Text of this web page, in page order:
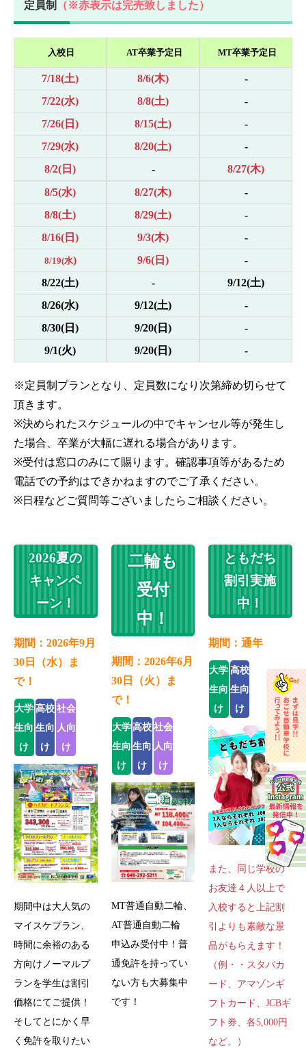
定員制 （※赤表示は完売致しました）
入校日 AT卒業予定日 MT卒業予定日
7/18(土) 8/6(木)
-
7/22(水)
8/8(土)
-
7/26(日)
8/15(土)
-
7/29(水)
8/20(土)
-
8/2(日)
-
8/27(木)
8/5(水)
8/27(木)
-
8/8(土)
8/29(土)
-
8/16(日)
9/3(木) -
8/19(水) 9/6(日)
-
8/22(土)
-
9/12(土)
8/26(水)
9/12(土)
-
8/30(日)
9/20(日)
-
9/1(火)
9/20(日) -
※定員制プランとなり、定員数になり次第締め切らせて
頂きます。
※決められたスケジュールの中でキャンセル等が発生し
た場合、卒業が大幅に遅れる場合があります。
※受付は窓口のみにて賜ります。確認事項等があるため
電話での予約はできかねますのでご了承ください。
※日程などご質問等ございましたらご相談ください。
2026夏の
キャンペ
ーン！
期間：2026年9月
30日（水）ま
で！
大学
生向
け
高校
生向
け
社会
人向
け
期間中は大人気の
マイスケプラン、
時間に余裕のある
方向けノーマルプ
ランを学生は割引
価格にてご提供！
そしてとにかく早
く免許を取りたい
二輪も
受付
中！
期間：2026年6月
30日（火）ま
で！
大学
生向
け
高校
生向
け
社会
人向
け
MT普通自動二輪、
AT普通自動二輪
申込み受付中！普
通免許を持ってい
ない方も大募集中
です！
ともだち
割引実施
中！
期間：通年
大学
生向
け
高校
生向
け
また、同じ学校の
お友達４人以上で
入校すると上記割
引よりも素敵な景
品がもらえます！
（例・・スタバカ
ード、アマゾンギ
フトカード、JCBギ
フト券、各5,000円
など。）